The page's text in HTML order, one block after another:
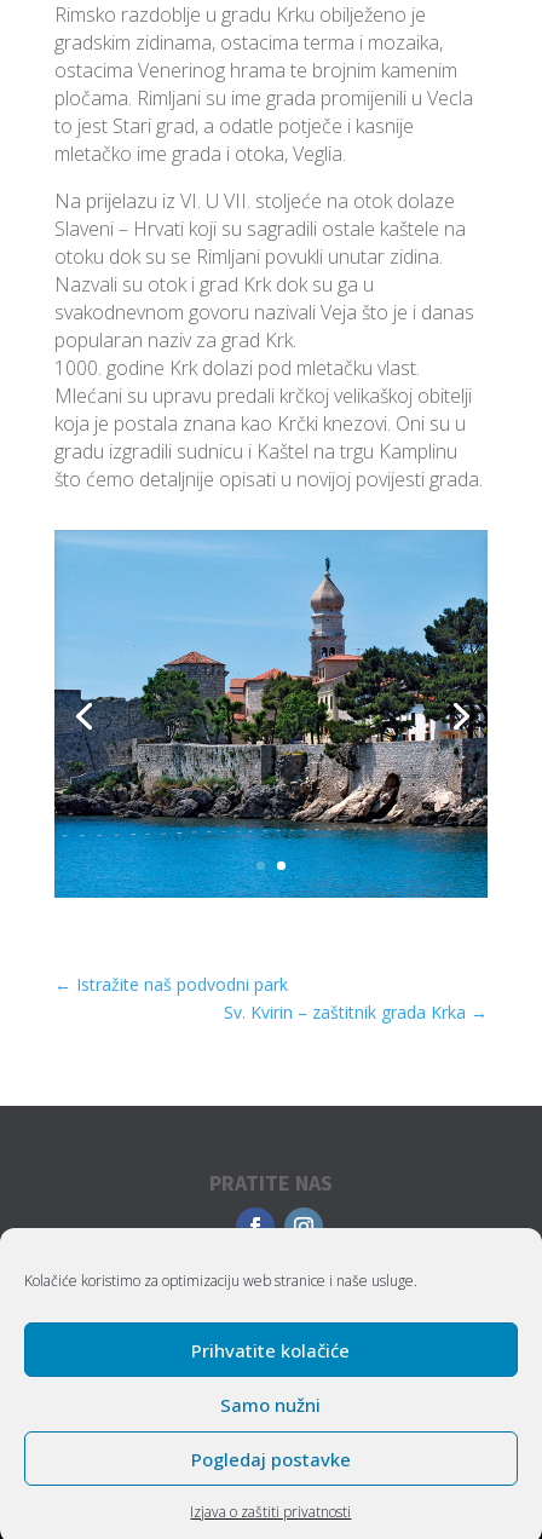
Kolačiće koristimo za optimizaciju web stranice i naše usluge.
Prihvatite kolačiće
Samo nužni
Pogledaj postavke
Izjava o zaštiti privatnosti
Rimsko razdoblje u gradu Krku obilježeno je
gradskim zidinama, ostacima terma i mozaika,
ostacima Venerinog hrama te brojnim kamenim
pločama. Rimljani su ime grada promijenili u Vecla
to jest Stari grad, a odatle potječe i kasnije
mletačko ime grada i otoka, Veglia.
Na prijelazu iz VI. U VII. stoljeće na otok dolaze
Slaveni – Hrvati koji su sagradili ostale kaštele na
otoku dok su se Rimljani povukli unutar zidina.
Nazvali su otok i grad Krk dok su ga u
svakodnevnom govoru nazivali Veja što je i danas
popularan naziv za grad Krk.
1000. godine Krk dolazi pod mletačku vlast.
Mlećani su upravu predali krčkoj velikaškoj obitelji
koja je postala znana kao Krčki knezovi. Oni su u
gradu izgradili sudnicu i Kaštel na trgu Kamplinu
što ćemo detaljnije opisati u novijoj povijesti grada.
← Istražite naš podvodni park
Sv. Kvirin – zaštitnik grada Krka →
PRATITE NAS
Copyright/ Sva prava pridržana |Marlin tours d.o.o.